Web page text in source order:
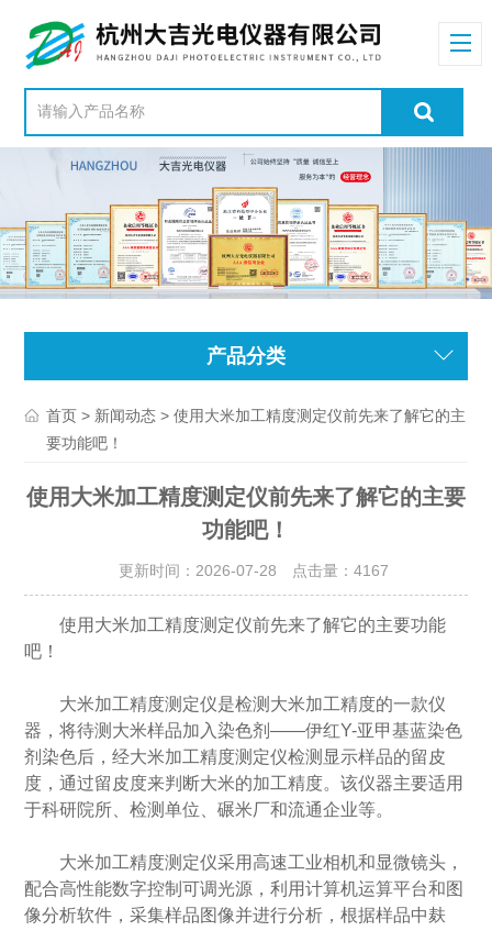
产品分类
首页 > 新闻动态 > 使用大米加工精度测定仪前先来了解它的主
要功能吧！
使用大米加工精度测定仪前先来了解它的主要
功能吧！
更新时间：2026-07-28 点击量： 4167
使用大米加工精度测定仪前先来了解它的主要功能
吧！
大米加工精度测定仪是检测大米加工精度的一款仪
器，将待测大米样品加入染色剂——伊红Y-亚甲基蓝染色
剂染色后，经大米加工精度测定仪检测显示样品的留皮
度，通过留皮度来判断大米的加工精度。该仪器主要适用
于科研院所、检测单位、碾米厂和流通企业等。
大米加工精度测定仪采用高速工业相机和显微镜头，
配合高性能数字控制可调光源，利用计算机运算平台和图
像分析软件，采集样品图像并进行分析，根据样品中麸